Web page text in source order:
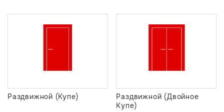
Раздвижной (Купе)
Раздвижной (Двойное
Купе)